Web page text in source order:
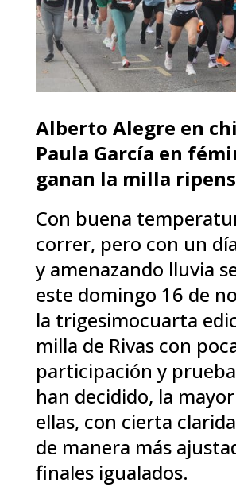
Alberto Alegre en
Paula García en
ganan la milla
Con buena
correr, pero con un
y amenazando lluvia
este domingo 16 de
la trigesimocuarta
milla de Rivas con
participación y
han decidido, la
ellas, con cierta
de manera más
finales igualados.